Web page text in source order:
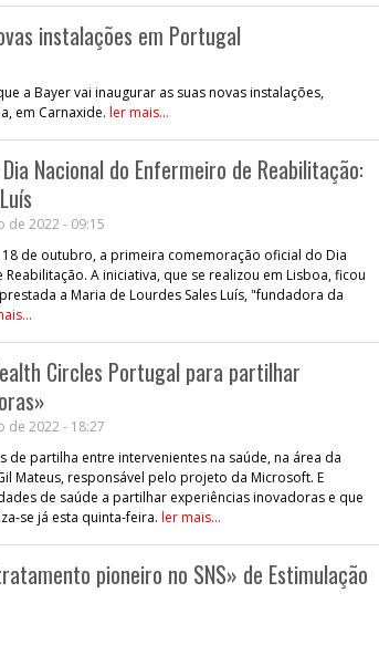
instalações em Portugal
a Bayer vai inaugurar as suas novas instalações,
em Carnaxide. ler mais...
Nacional do Enfermeiro de Reabilitação:
de 2022 - 09:15
18 de outubro, a primeira comemoração oficial do Dia
A iniciativa, que se realizou em Lisboa, ficou
a Maria de Lourdes Sales Luís, "fundadora da
Circles Portugal para partilhar
de 2022 - 18:27
de partilha entre intervenientes na saúde, na área da
Mateus, responsável pelo projeto da Microsoft. E
de saúde a partilhar experiências inovadoras e que
se já esta quinta-feira. ler mais...
pioneiro no SNS» de Estimulação